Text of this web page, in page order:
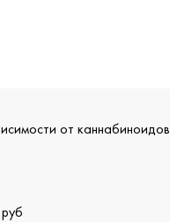
от каннабиноидов